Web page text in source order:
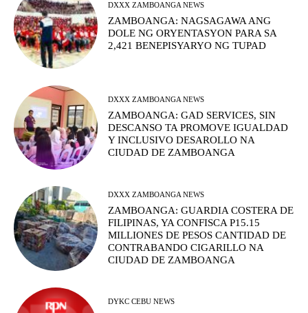
DXXX ZAMBOANGA NEWS
ZAMBOANGA: NAGSAGAWA ANG
DOLE NG ORYENTASYON PARA SA
2,421 BENEPISYARYO NG TUPAD
DXXX ZAMBOANGA NEWS
ZAMBOANGA: GAD SERVICES, SIN
DESCANSO TA PROMOVE IGUALDAD
Y INCLUSIVO DESAROLLO NA
CIUDAD DE ZAMBOANGA
DXXX ZAMBOANGA NEWS
ZAMBOANGA: GUARDIA COSTERA DE
FILIPINAS, YA CONFISCA P15.15
MILLIONES DE PESOS CANTIDAD DE
CONTRABANDO CIGARILLO NA
CIUDAD DE ZAMBOANGA
DYKC CEBU NEWS